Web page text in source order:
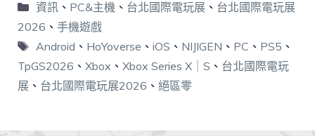
資訊、 PC&主機 、 台北國際電玩展、 台北國際電玩展
2026 、 手機遊戲
Android 、 HoYoverse 、 iOS 、 NIJIGEN 、 PC 、 PS5 、
TpGS2026 、 Xbox 、 Xbox Series X｜S 、 台北國際電玩
展 、 台北國際電玩展2026 、 絕區零